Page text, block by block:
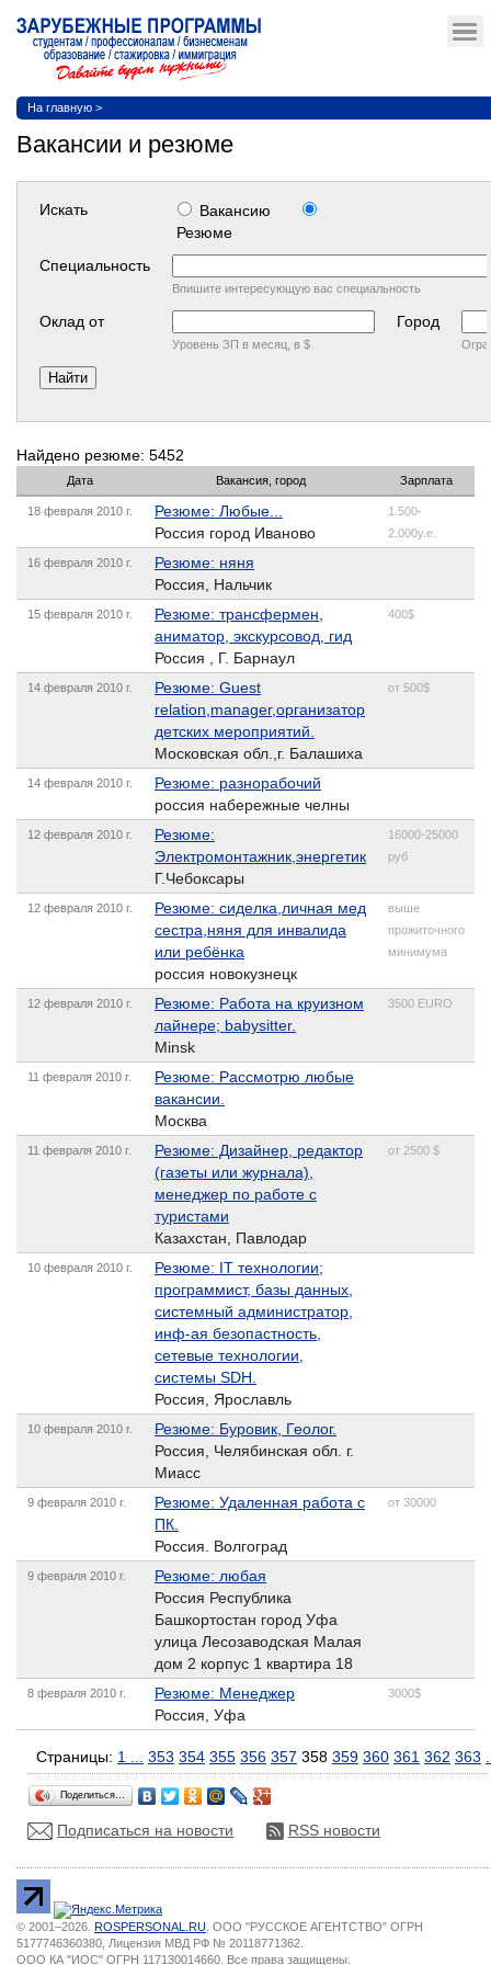
На главную >
Вакансии и резюме
Искать
Вакансию
Резюме
Cпециальность
Впишите интересующую вас специальность
Оклад от
Уровень ЗП в месяц, в $
Город
Найдено резюме: 5452
Дата Вакансия, город Зарплата
18 февраля 2010 г.
Резюме: Любые...
Россия город Иваново
1.500-
2.000у.е.
16 февраля 2010 г.
Резюме: няня
Россия, Нальчик
15 февраля 2010 г.
Резюме: трансфермен,
аниматор, экскурсовод, гид
Россия , Г. Барнаул
400$
14 февраля 2010 г.
Резюме: Guest
relation,manager,организатор
детских мероприятий.
Московская обл.,г. Балашиха
от 500$
14 февраля 2010 г.
Резюме: разнорабочий
россия набережные челны
12 февраля 2010 г.
Резюме:
Электромонтажник,энергетик
Г.Чебоксары
16000-25000
руб
12 февраля 2010 г.
Резюме: сиделка,личная мед
сестра,няня для инвалида
или ребёнка
россия новокузнецк
выше
прожиточного
минимума
12 февраля 2010 г.
Резюме: Работа на круизном
лайнере; babysitter.
Minsk
3500 EURO
11 февраля 2010 г.
Резюме: Рассмотрю любые
вакансии.
Москва
11 февраля 2010 г.
Резюме: Дизайнер, редактор
(газеты или журнала),
менеджер по работе с
туристами
Казахстан, Павлодар
от 2500 $
10 февраля 2010 г.
Резюме: IT технологии;
программист, базы данных,
системный администратор,
инф-ая безопастность,
сетевые технологии,
системы SDH.
Россия, Ярославль
10 февраля 2010 г.
Резюме: Буровик, Геолог.
Россия, Челябинская обл. г.
Миасс
9 февраля 2010 г.
Резюме: Удаленная работа с
ПК.
Россия. Волгоград
от 30000
9 февраля 2010 г.
Резюме: любая
Россия Республика
Башкортостан город Уфа
улица Лесозаводская Малая
дом 2 корпус 1 квартира 18
8 февраля 2010 г.
Резюме: Менеджер
Россия, Уфа
3000$
Страницы: 1 353 354 355 356 357 358 359 360 361 362 363
Поделиться…
Подписаться на новости RSS новости
© 2001–2026. ROSPERSONAL.RU . ООО "РУССКОЕ АГЕНТСТВО" ОГРН
5177746360380, Лицензия МВД РФ № 20118771362.
ООО КА "ИОС" ОГРН 117130014660. Все права защищены.